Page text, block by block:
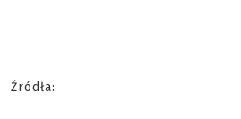
Źródła: